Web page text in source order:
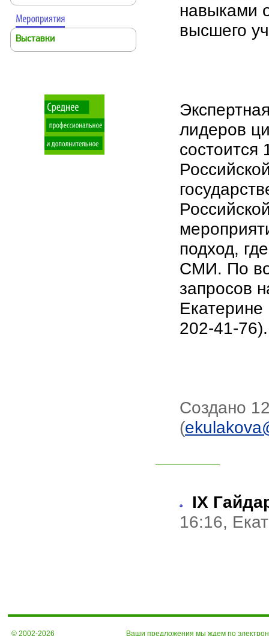
Выставки
навыками
высшего
лидеров
состоится
подход,
СМИ. По
запросов
202-41-76).
Создано
(
IX
16:16,
© 2002-2026 Ваши предложения мы ждем по